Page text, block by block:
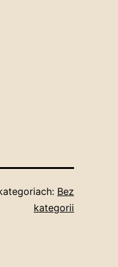
Bez
kategorii